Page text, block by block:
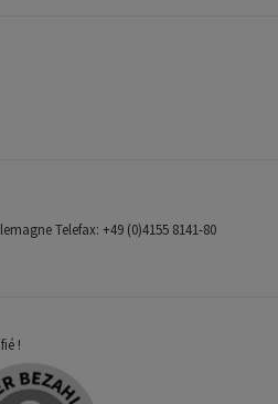
Telefax: +49 (0)4155 8141-80
!